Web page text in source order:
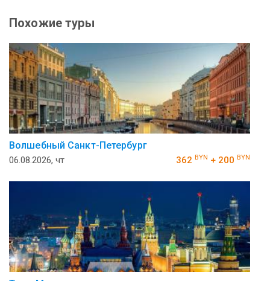
Похожие туры
Волшебный Санкт-Петербург
06.08.2026, чт 362 BYN + 200 BYN